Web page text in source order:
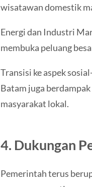
wisatawan domestik
Energi dan Industri
membuka peluang
Transisi ke aspek
Batam juga
masyarakat lokal.
4. Dukungan
Pemerintah terus